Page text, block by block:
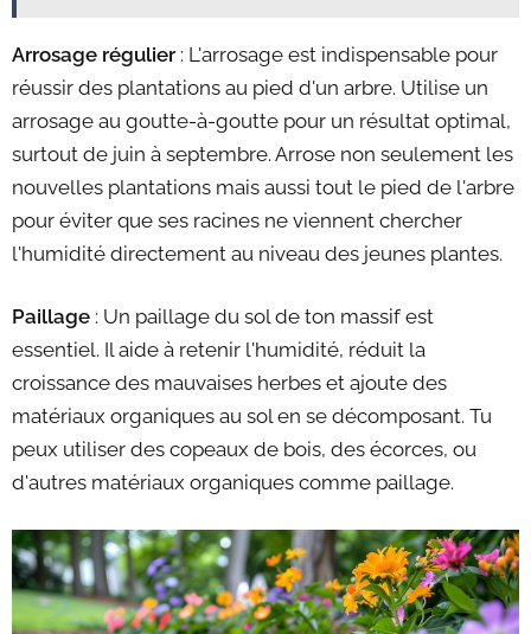
Arrosage régulier: L'arrosage est indispensable pour
réussir des plantations au pied d'un arbre. Utilise un
arrosage au goutte-à-goutte pour un résultat optimal,
surtout de juin à septembre. Arrose non seulement les
nouvelles plantations mais aussi tout le pied de l'arbre
pour éviter que ses racines ne viennent chercher
l'humidité directement au niveau des jeunes plantes.
Paillage : Un paillage du sol de ton massif est
essentiel. Il aide à retenir l'humidité, réduit la
croissance des mauvaises herbes et ajoute des
matériaux organiques au sol en se décomposant. Tu
peux utiliser des copeaux de bois, des écorces, ou
d'autres matériaux organiques comme paillage.